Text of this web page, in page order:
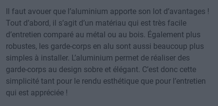
Il faut avouer que l’aluminium apporte son lot d’avantages !
Tout d’abord, il s’agit d’un matériau qui est très facile
d’entretien comparé au métal ou au bois. Également plus
robustes, les garde-corps en alu sont aussi beaucoup plus
simples à installer. L’aluminium permet de réaliser des
garde-corps au design sobre et élégant. C’est donc cette
simplicité tant pour le rendu esthétique que pour l’entretien
qui est appréciée !